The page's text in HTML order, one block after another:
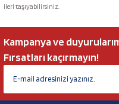
ileri taşıyabilirsiniz.
Kampanya ve
Fırsatları kaçırmayın!